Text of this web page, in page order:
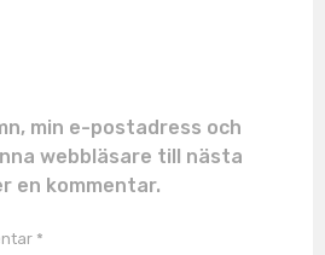
min e-postadress och
webbläsare till nästa
en kommentar.